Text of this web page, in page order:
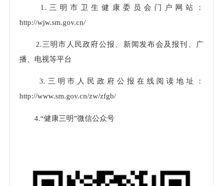
1.三明市卫生健康委员会门户网站：
http://wjw.sm.gov.cn/
2.三明市人民政府公报、新闻发布会及报刊、广
播、电视等平台
3.三明市人民政府公报在线阅读地址：
http://www.sm.gov.cn/zw/zfgb/
4.“健康三明”微信公众号